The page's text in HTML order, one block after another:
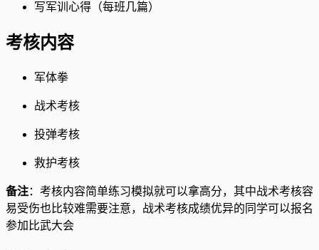
写军训心得（每班几篇）
考核内容
军体拳
战术考核
投弹考核
救护考核
备注：考核内容简单练习模拟就可以拿高分，其中战术考核容
易受伤也比较难需要注意，战术考核成绩优异的同学可以报名
参加比武大会